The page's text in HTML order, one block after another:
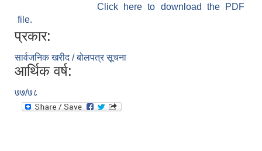
Click here to download the PDF
file.
प्रकार:
सार्वजनिक खरीद / बोलपत्र सूचना
आर्थिक वर्ष:
७७/७८